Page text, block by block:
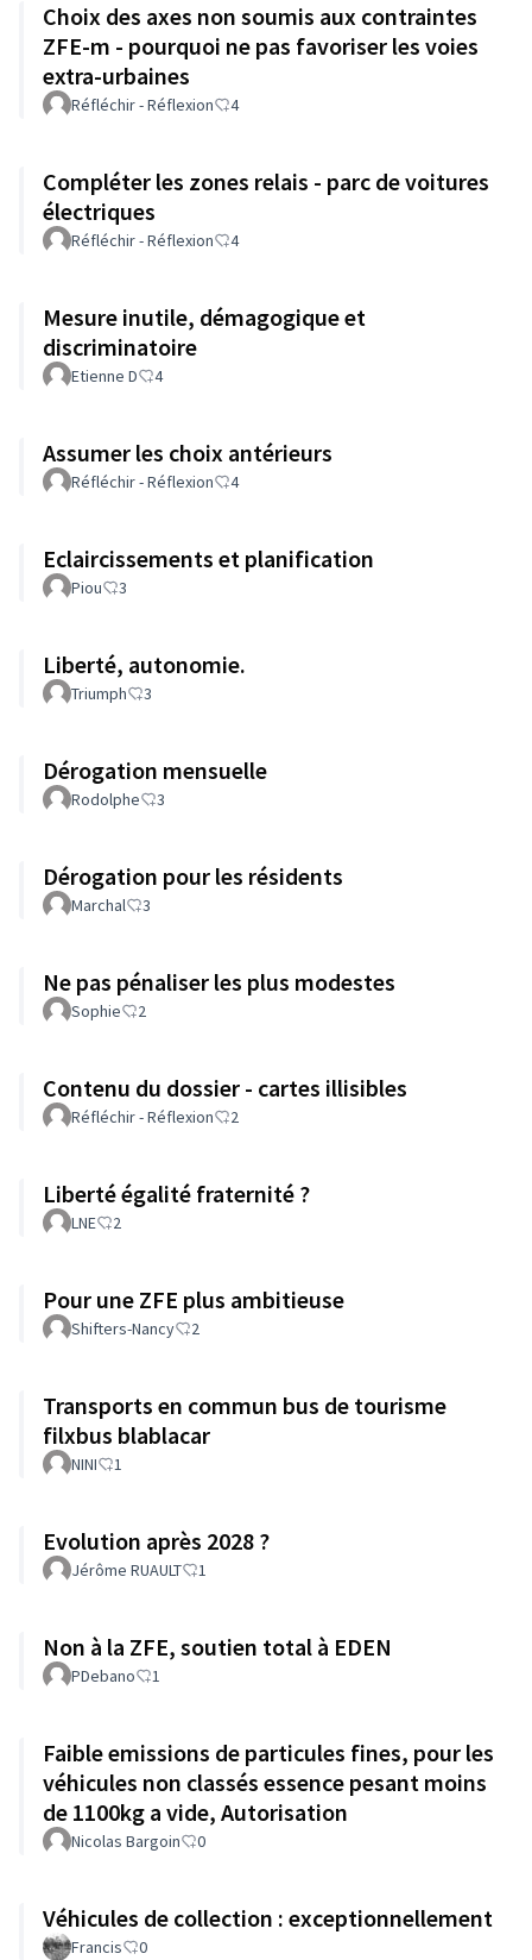
Choix des axes non soumis aux contraintes
ZFE-m - pourquoi ne pas favoriser les voies
extra-urbaines
Réfléchir - Réflexion 4
Compléter les zones relais - parc de voitures
électriques
Réfléchir - Réflexion 4
Mesure inutile, démagogique et
discriminatoire
Etienne D 4
Assumer les choix antérieurs
Réfléchir - Réflexion 4
Eclaircissements et planification
Piou 3
Liberté, autonomie.
Triumph 3
Dérogation mensuelle
Rodolphe 3
Dérogation pour les résidents
Marchal 3
Ne pas pénaliser les plus modestes
Sophie 2
Contenu du dossier - cartes illisibles
Réfléchir - Réflexion 2
Liberté égalité fraternité ?
LNE 2
Pour une ZFE plus ambitieuse
Shifters-Nancy 2
Transports en commun bus de tourisme
filxbus blablacar
NINI 1
Evolution après 2028 ?
Jérôme RUAULT 1
Non à la ZFE, soutien total à EDEN
PDebano 1
Faible emissions de particules fines, pour les
véhicules non classés essence pesant moins
de 1100kg a vide, Autorisation
Nicolas Bargoin 0
Véhicules de collection : exceptionnellement
Francis 0